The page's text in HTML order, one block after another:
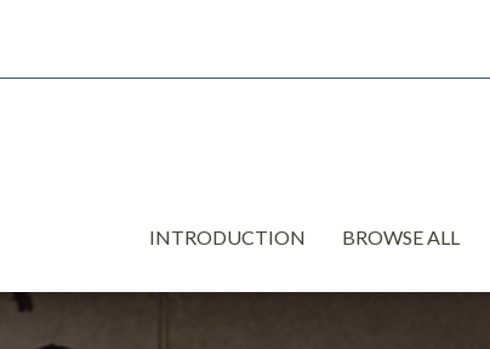
INTRODUCTION BROWSE ALL